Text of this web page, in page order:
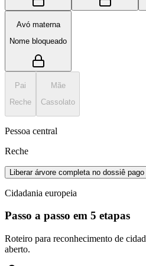
Avó materna
Nome bloqueado
Pai
Reche
Mãe
Cassolato
Pessoa central
Reche
Liberar árvore completa no dossiê pago
Cidadania europeia
Passo a passo em 5 etapas
Roteiro para reconhecimento de
aberto.